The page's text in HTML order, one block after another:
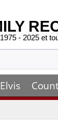
- 2025 et
Elvis